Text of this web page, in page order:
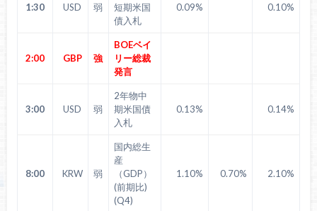
1:30 USD 弱
短期米国
債入札
0.09% 0.10%
2:00 GBP 強
BOEベイ
リー総裁
発言
3:00 USD 弱
2年物中
期米国債
入札
0.13% 0.14%
8:00 KRW 弱
国内総生
産
（GDP）
(前期比)
(Q4)
1.10% 0.70% 2.10%